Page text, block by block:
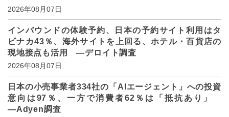
2026年08月07日
インバウンドの体験予約、日本の予約サイト利用はタ
ビナカ43％、海外サイトを上回る、ホテル・百貨店の
現地接点も活用 ―デロイト調査
2026年08月07日
日本の小売事業者334社の「AIエージェント」への投資
意向は97％、一方で消費者62％は「抵抗あり」
―Adyen調査